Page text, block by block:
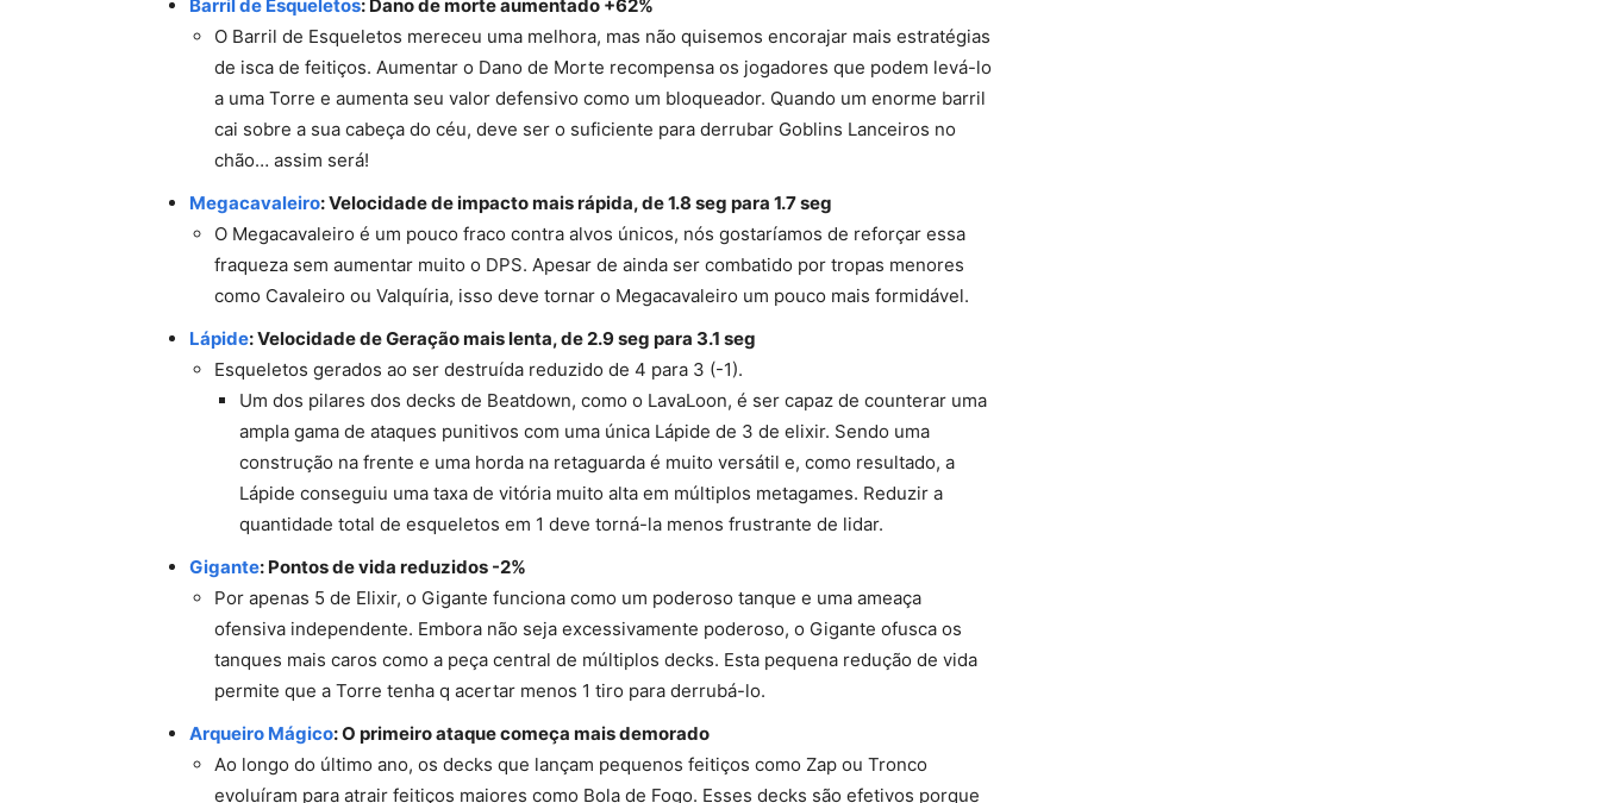
Barril de Esqueletos: Dano de morte aumentado +62%
O Barril de Esqueletos mereceu uma melhora, mas não quisemos encorajar mais estratégias
de isca de feitiços. Aumentar o Dano de Morte recompensa os jogadores que podem levá-lo
a uma Torre e aumenta seu valor defensivo como um bloqueador. Quando um enorme barril
cai sobre a sua cabeça do céu, deve ser o suficiente para derrubar Goblins Lanceiros no
chão… assim será!
Megacavaleiro: Velocidade de impacto mais rápida, de 1.8 seg para 1.7 seg
O Megacavaleiro é um pouco fraco contra alvos únicos, nós gostaríamos de reforçar essa
fraqueza sem aumentar muito o DPS. Apesar de ainda ser combatido por tropas menores
como Cavaleiro ou Valquíria, isso deve tornar o Megacavaleiro um pouco mais formidável.
Lápide: Velocidade de Geração mais lenta, de 2.9 seg para 3.1 seg
Esqueletos gerados ao ser destruída reduzido de 4 para 3 (-1).
Um dos pilares dos decks de Beatdown, como o LavaLoon, é ser capaz de counterar uma
ampla gama de ataques punitivos com uma única Lápide de 3 de elixir. Sendo uma
construção na frente e uma horda na retaguarda é muito versátil e, como resultado, a
Lápide conseguiu uma taxa de vitória muito alta em múltiplos metagames. Reduzir a
quantidade total de esqueletos em 1 deve torná-la menos frustrante de lidar.
Gigante: Pontos de vida reduzidos -2%
Por apenas 5 de Elixir, o Gigante funciona como um poderoso tanque e uma ameaça
ofensiva independente. Embora não seja excessivamente poderoso, o Gigante ofusca os
tanques mais caros como a peça central de múltiplos decks. Esta pequena redução de vida
permite que a Torre tenha q acertar menos 1 tiro para derrubá-lo.
Arqueiro Mágico: O primeiro ataque começa mais demorado
Ao longo do último ano, os decks que lançam pequenos feitiços como Zap ou Tronco
evoluíram para atrair feitiços maiores como Bola de Fogo. Esses decks são efetivos porque